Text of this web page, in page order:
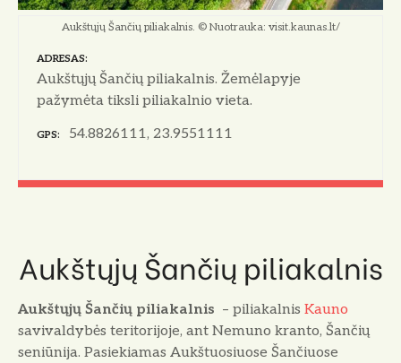
Aukštųjų Šančių piliakalnis. © Nuotrauka: visit.kaunas.lt/
ADRESAS
Aukštųjų Šančių piliakalnis. Žemėlapyje
pažymėta tiksli piliakalnio vieta.
GPS 54.8826111, 23.9551111
Aukštųjų Šančių piliakalnis
Aukštųjų Šančių piliakalnis – piliakalnis Kauno
savivaldybės teritorijoje, ant Nemuno kranto, Šančių
seniūnija. Pasiekiamas Aukštuosiuose Šančiuose